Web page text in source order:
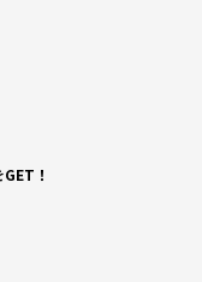
！